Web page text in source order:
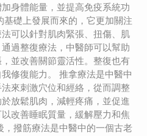
身體能量，並提高免疫系統功
礎上發展而來的，它更加關注
可以針對肌肉緊張、扭傷、肌
過整復療法，中醫師可以幫助
並改善關節靈活性。整復也有
修復能力。 推拿療法是中醫中
來刺激穴位和經絡，從而調整
放鬆肌肉，減輕疼痛，並促進
改善睡眠質量，緩解壓力和焦
撥筋療法是中醫中的一個古老